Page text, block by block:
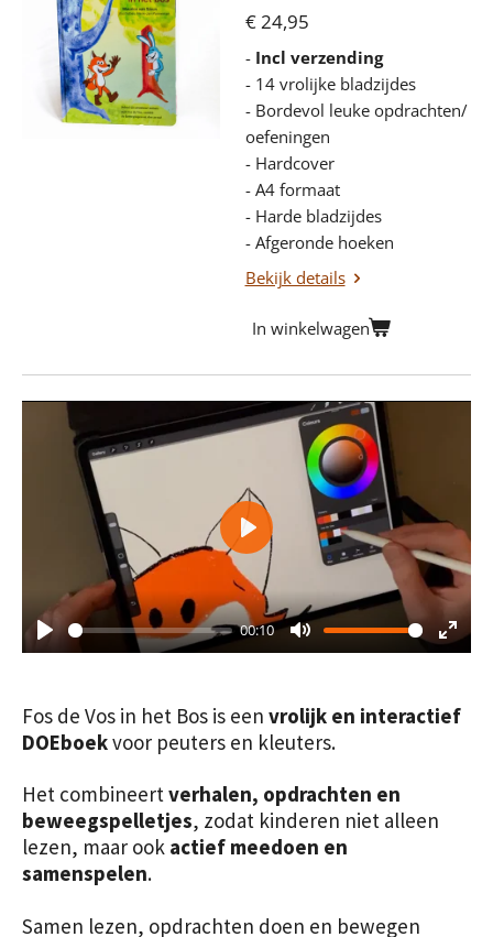
€ 24,95
- Incl verzending
- 14 vrolijke bladzijdes
- Bordevol leuke opdrachten/
oefeningen
- Hardcover
- A4 formaat
- Harde bladzijdes
- Afgeronde hoeken
Bekijk details
In winkelwagen
P
a
y
00:10
M
t
e
E
t
P
l
a
y
Fos de Vos in het Bos is een vrolijk en interactief
DOEboekvoor peuters en kleuters.
Het combineertverhalen, opdrachten en
beweegspelletjes, zodat kinderen niet alleen
lezen, maar ook actief meedoen en
samenspelen.
Samen lezen, opdrachten doen en bewegen